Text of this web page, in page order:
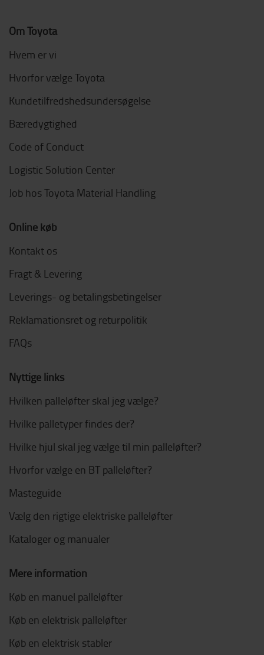
Om Toyota
Hvem er vi
Hvorfor vælge Toyota
Kundetilfredshedsundersøgelse
Bæredygtighed
Code of Conduct
Logistic Solution Center
Job hos Toyota Material Handling
Online køb
Kontakt os
Fragt & Levering
Leverings- og betalingsbetingelser
Reklamationsret og returpolitik
FAQs
Nyttige links
Hvilken palleløfter skal jeg vælge?
Hvilke palletyper findes der?
Hvilke hjul skal jeg vælge til min palleløfter?
Hvorfor vælge en BT palleløfter?
Masteguide
Vælg den rigtige elektriske palleløfter
Kataloger og manualer
Mere information
Køb en manuel palleløfter
Køb en elektrisk palleløfter
Køb en elektrisk stabler